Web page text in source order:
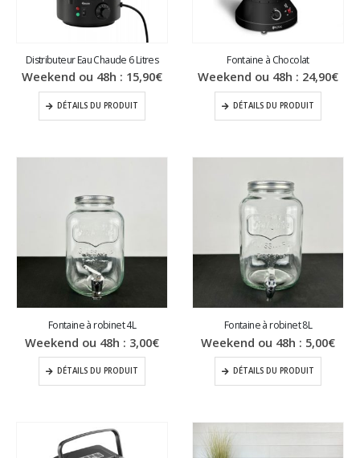
Distributeur Eau Chaude 6 Litres
Weekend ou 48h : 15,90€
DÉTAILS DU PRODUIT
Fontaine à Chocolat
Weekend ou 48h : 24,90€
DÉTAILS DU PRODUIT
Fontaine à robinet 4L
Weekend ou 48h : 3,00€
DÉTAILS DU PRODUIT
Fontaine à robinet 8L
Weekend ou 48h : 5,00€
DÉTAILS DU PRODUIT